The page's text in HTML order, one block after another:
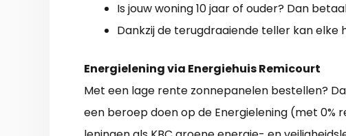
Is jouw woning 10 jaar of ouder? Dan betaal
Dankzij de terugdraaiende teller kan elke
Energielening via Energiehuis Remicourt
Met een lage rente zonnepanelen bestellen?
een beroep doen op de Energielening (met 0%